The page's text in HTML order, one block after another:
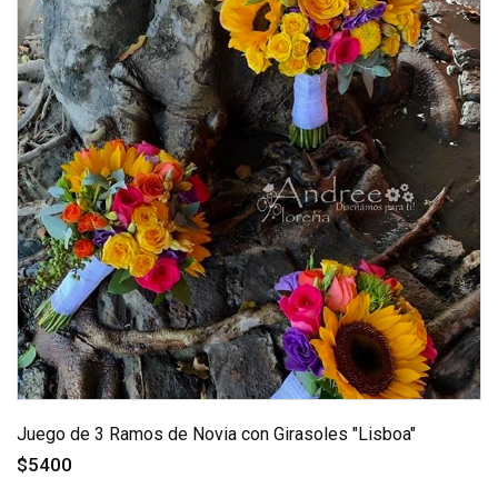
Juego de 3 Ramos de Novia con Girasoles "Lisboa"
$5400